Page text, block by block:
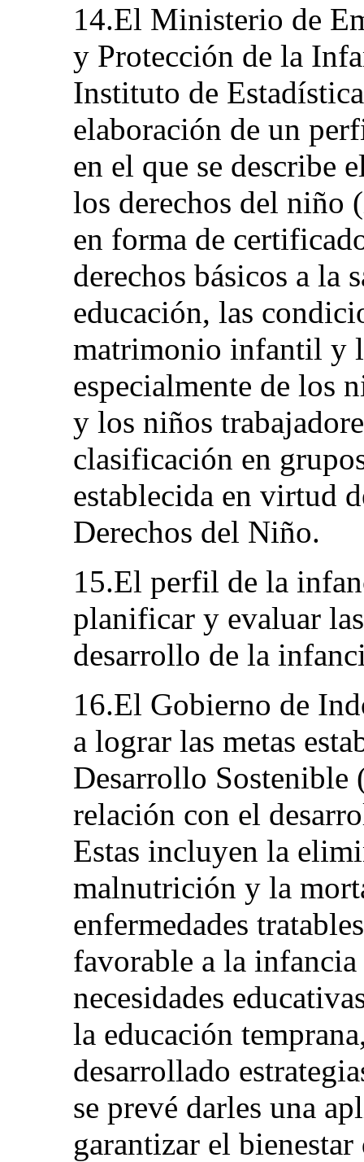
14.El Ministerio de
y Protección de la
Instituto de
elaboración de un
en el que se describe
los derechos del niño
en forma de
derechos básicos a la
educación, las
matrimonio infantil y
especialmente de los
y los niños
clasificación en
establecida en virtud
Derechos del Niño.
15.El perfil de la
planificar y evaluar
desarrollo de la
16.El Gobierno de
a lograr las metas
Desarrollo Sostenible
relación con el
Estas incluyen la
malnutrición y la
enfermedades
favorable a la
necesidades
la educación
desarrollado
se prevé darles una
garantizar el